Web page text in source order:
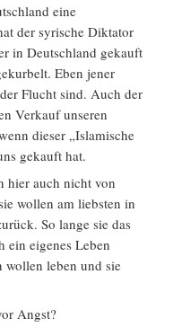
eine
der syrische Diktator
in Deutschland gekauft
Eben jener
Flucht sind. Auch der
Verkauf unseren
dieser „Islamische
gekauft hat.
hier auch nicht von
wollen am liebsten in
So lange sie das
ein eigenes Leben
wollen leben und sie
Angst?